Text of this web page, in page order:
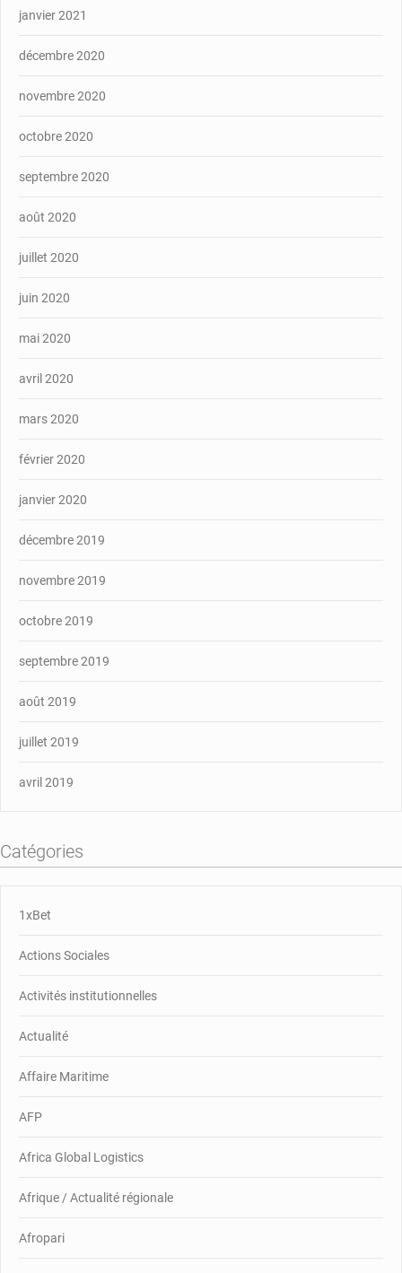
janvier 2021
décembre 2020
novembre 2020
octobre 2020
septembre 2020
août 2020
juillet 2020
juin 2020
mai 2020
avril 2020
mars 2020
février 2020
janvier 2020
décembre 2019
novembre 2019
octobre 2019
septembre 2019
août 2019
juillet 2019
avril 2019
Catégories
1xBet
Actions Sociales
Activités institutionnelles
Actualité
Affaire Maritime
AFP
Africa Global Logistics
Afrique / Actualité régionale
Afropari